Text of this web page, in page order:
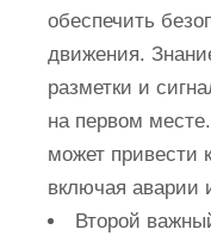
обеспечить
движения.
разметки и
на первом
может привести
включая
Второй